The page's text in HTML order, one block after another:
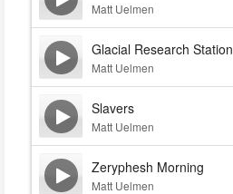
Matt Uelmen
Glacial Research Station
Matt Uelmen
Slavers
Matt Uelmen
Zeryphesh Morning
Matt Uelmen